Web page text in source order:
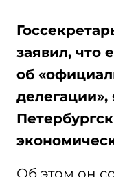
заявил, что
об
Об этом он